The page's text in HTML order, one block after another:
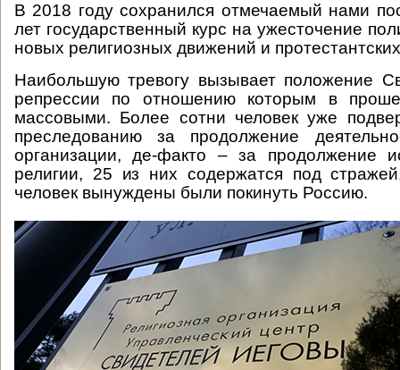
В 2018 году сохранился отмечаемый нами
лет государственный курс на ужесточение
новых религиозных движений и
Наибольшую тревогу вызывает положение
репрессии по отношению которым в
массовыми. Более сотни человек уже
преследованию за продолжение
организации, де-факто – за продолжение
религии, 25 из них содержатся под
человек вынуждены были покинуть Россию.